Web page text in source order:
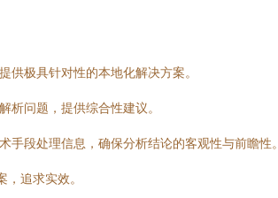
供极具针对性的本地化解决方案。
析问题，提供综合性建议。
段处理信息，确保分析结论的客观性与前瞻性。
追求实效。